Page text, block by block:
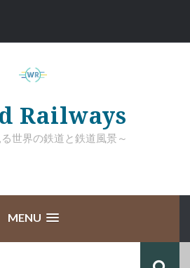
Railways
世界の鉄道と鉄道風景～
MENU